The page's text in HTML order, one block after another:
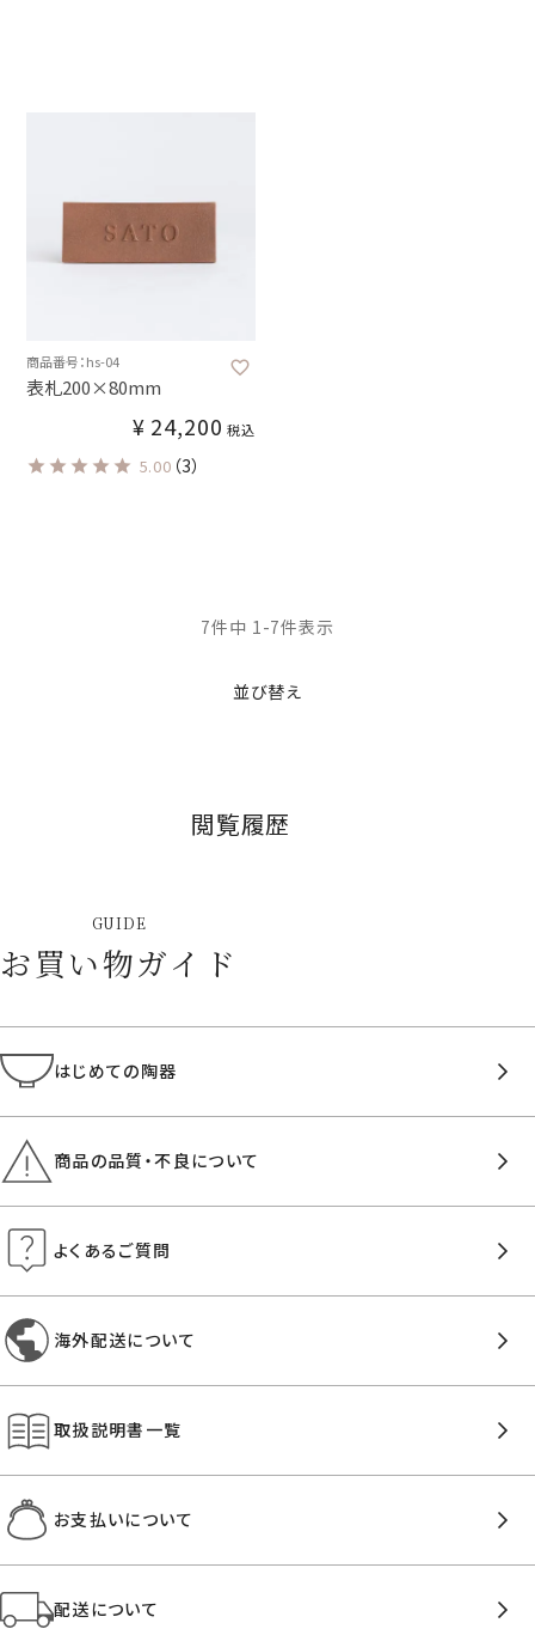
商品番号：hs-04
表札200×80mm
¥ 24,200 税込
5.00 （3）
並び替え
7件中 1-7件表示
閲覧履歴
GUIDE
お買い物ガイド
はじめての陶器
商品の品質・不良について
よくあるご質問
海外配送について
取扱説明書一覧
お支払いについて
配送について